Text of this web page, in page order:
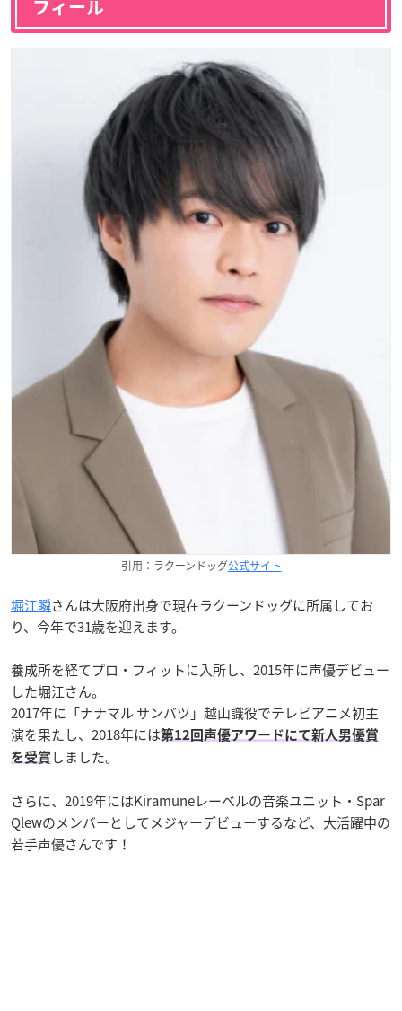
フィール
引用：ラクーンドッグ公式サイト
堀江瞬さんは大阪府出身で現在ラクーンドッグに所属してお
り、今年で31歳を迎えます。
養成所を経てプロ・フィットに入所し、2015年に声優デビュー
した堀江さん。
2017年に「ナナマル サンバツ」越山識役でテレビアニメ初主
演を果たし、2018年には第12回声優アワードにて新人男優賞
を受賞 しました。
さらに、2019年にはKiramuneレーベルの音楽ユニット・Spar
Qlewのメンバーとしてメジャーデビューするなど、大活躍中の
若手声優さんです！